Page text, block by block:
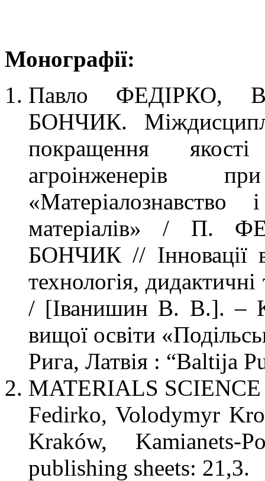
Монографії:
Павло ФЕДІРКО,
БОНЧИК.
покращення якості
агроінженерів
«Матеріалознавство
матеріалів» / П.
БОНЧИК // Інновації в
технологія,
/ [Іванишин В. В.]. –
вищої освіти
Рига, Латвія : “Baltija
MATERIALS
Fedirko, Volodymyr
Kraków,
рublishing sheets: 21,3.